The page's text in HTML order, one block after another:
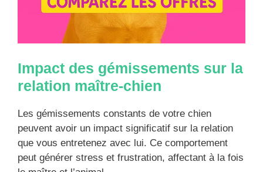
Impact des gémissements sur la
relation maître-chien
Les gémissements constants de votre chien
peuvent avoir un impact significatif sur la relation
que vous entretenez avec lui. Ce comportement
peut générer stress et frustration, affectant à la fois